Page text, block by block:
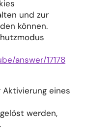
und zur
können.
answer/17178
eines
werden,